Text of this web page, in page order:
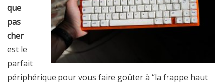
que
pas
cher
est le
parfait
périphérique pour vous faire goûter à “la frappe haut